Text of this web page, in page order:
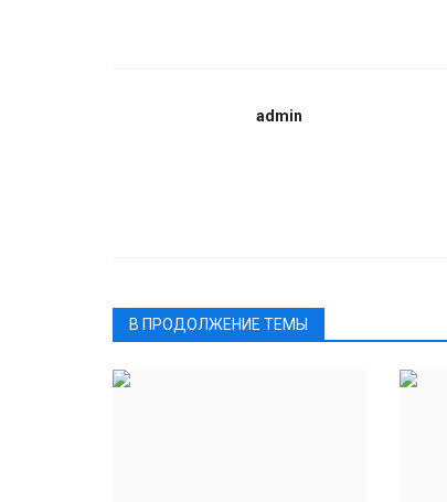
admin
В ПРОДОЛЖЕНИЕ ТЕМЫ